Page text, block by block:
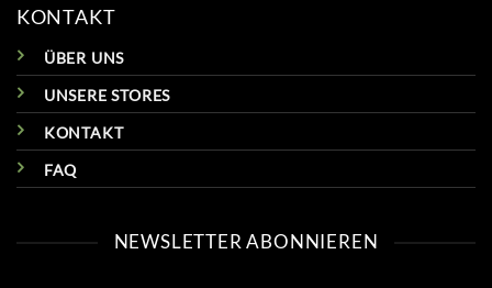
KONTAKT
ÜBER UNS
UNSERE STORES
KONTAKT
FAQ
NEWSLETTER ABONNIEREN